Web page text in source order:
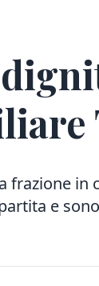
frazione in
e